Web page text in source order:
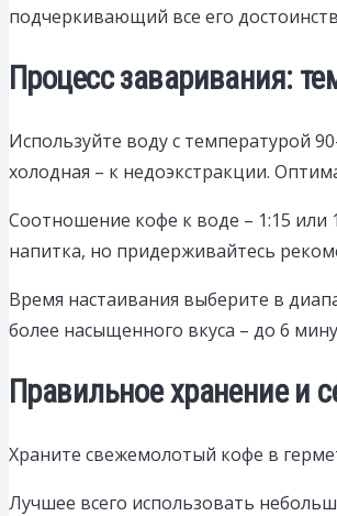
подчеркивающий все его
Процесс заваривания:
Используйте воду с температурой
холодная – к недоэкстракции.
Соотношение кофе к воде – 1:15 или
напитка, но придерживайтесь
Время настаивания выберите в
более насыщенного вкуса – до 6
Правильное хранение и
Храните свежемолотый кофе в
Лучшее всего использовать